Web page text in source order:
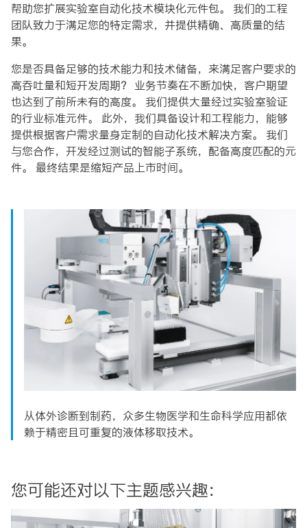
帮助您扩展实验室自动化技术模块化元件包。 我们的工程
团队致力于满足您的特定需求，并提供精确、高质量的结
果。
您是否具备足够的技术能力和技术储备，来满足客户要求的
高吞吐量和短开发周期？ 业务节奏在不断加快，客户期望
也达到了前所未有的高度。 我们提供大量经过实验室验证
的行业标准元件。 此外，我们具备设计和工程能力，能够
提供根据客户需求量身定制的自动化技术解决方案。 我们
与您合作，开发经过测试的智能子系统，配备高度匹配的元
件。 最终结果是缩短产品上市时间。
从体外诊断到制药，众多生物医学和生命科学应用都依
赖于精密且可重复的液体移取技术。
您可能还对以下主题感兴趣：